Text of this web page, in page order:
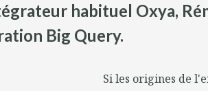
habituel Oxya,
Big Query.
Si les origines de